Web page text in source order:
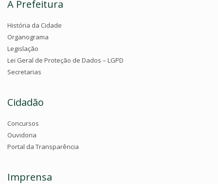
A Prefeitura
História da Cidade
Organograma
Legislação
Lei Geral de Proteção de Dados – LGPD
Secretarias
Cidadão
Concursos
Ouvidoria
Portal da Transparência
Imprensa